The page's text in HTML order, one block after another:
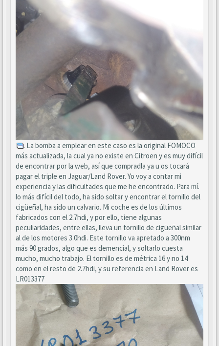
. La bomba a emplear en este caso es la original FOMOCO
más actualizada, la cual ya no existe en Citroen y es muy difícil
de encontrar por la web, así que compradla ya u os tocará
pagar el triple en Jaguar/Land Rover. Yo voy a contar mi
experiencia y las dificultades que me he encontrado. Para mí.
lo más difícil del todo, ha sido soltar y encontrar el tornillo del
cigüeñal, ha sido un calvario. Mi coche es de los últimos
fabricados con el 2.7hdi, y por ello, tiene algunas
peculiaridades, entre ellas, lleva un tornillo de cigüeñal similar
al de los motores 3.0hdi. Este tornillo va apretado a 300nm
más 90 grados, algo que es demencial, y soltarlo cuesta
mucho, mucho trabajo. El tornillo es de métrica 16 y no 14
como en el resto de 2.7hdi, y su referencia en Land Rover es
LR013377